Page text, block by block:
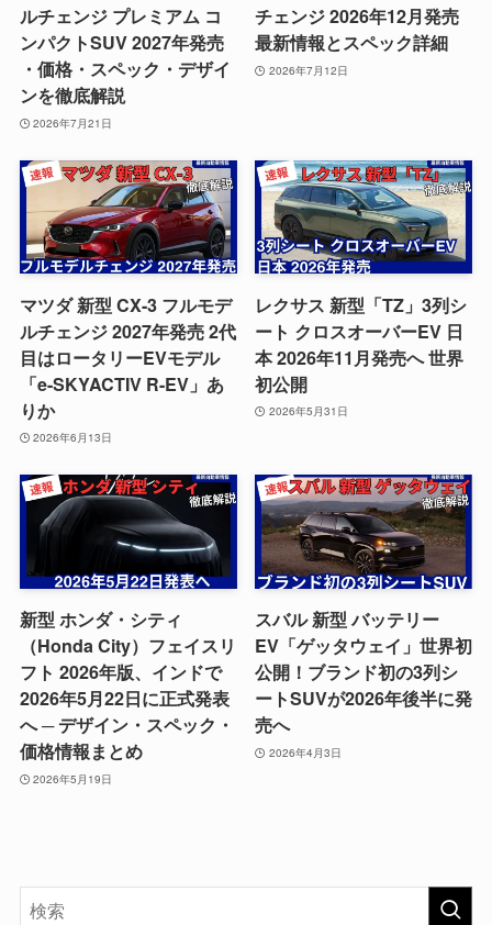
ルチェンジ プレミアム コ
ンパクトSUV 2027年発売
・価格・スペック・デザイ
ンを徹底解説
2026年7月21日
チェンジ 2026年12月発売
最新情報とスペック詳細
2026年7月12日
マツダ 新型 CX-3 フルモデ
ルチェンジ 2027年発売 2代
目はロータリーEVモデル
「e-SKYACTIV R-EV」あ
りか
2026年6月13日
レクサス 新型「TZ」3列シ
ート クロスオーバーEV 日
本 2026年11月発売へ 世界
初公開
2026年5月31日
新型 ホンダ・シティ
（Honda City）フェイスリ
フト 2026年版、インドで
2026年5月22日に正式発表
へ ─ デザイン・スペック・
価格情報まとめ
2026年5月19日
スバル 新型 バッテリー
EV「ゲッタウェイ」世界初
公開！ブランド初の3列シ
ートSUVが2026年後半に発
売へ
2026年4月3日